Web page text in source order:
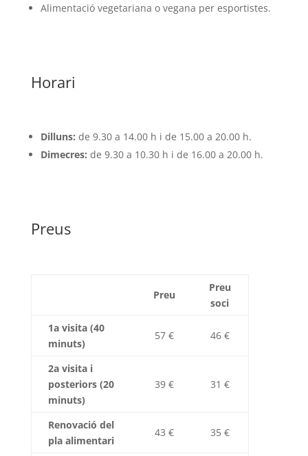
Alimentació vegetariana o vegana per esportistes.
Horari
Dilluns: de 9.30 a 14.00 h i de 15.00 a 20.00 h.
Dimecres: de 9.30 a 10.30 h i de 16.00 a 20.00 h.
Preus
Preu
Preu
soci
1a visita (40
minuts)
57 € 46 €
2a visita i
posteriors (20
minuts)
39 € 31 €
Renovació del
pla alimentari
43 € 35 €